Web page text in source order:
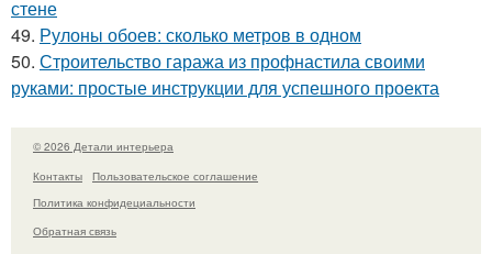
стене
49. Рулоны обоев: сколько метров в одном
50. Строительство гаража из профнастила своими
руками: простые инструкции для успешного проекта
© 2026 Детали интерьера
Контакты
Пользовательское соглашение
Политика конфидециальности
Обратная связь